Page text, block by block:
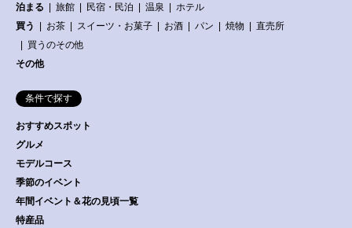
泊まる
旅館 民宿・民泊 温泉
ホテル
買う
お茶 スイーツ・お菓子 お酒 パン 焼物
直売所
買うのその他
その他
条件で探す
おすすめスポット
グルメ
モデルコース
季節のイベント
年間イベント＆花の見頃一覧
特産品